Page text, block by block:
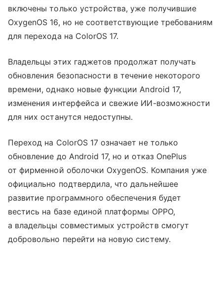
включены только устройства, уже получившие
OxygenOS 16, но не соответствующие требованиям
для перехода на ColorOS 17.
Владельцы этих гаджетов продолжат получать
обновления безопасности в течение некоторого
времени, однако новые функции Android 17,
изменения интерфейса и свежие ИИ-возможности
для них останутся недоступны.
Переход на ColorOS 17 означает не только
обновление до Android 17, но и отказ OnePlus
от фирменной оболочки OxygenOS. Компания уже
официально подтвердила, что дальнейшее
развитие программного обеспечения будет
вестись на базе единой платформы OPPO,
а владельцы совместимых устройств смогут
добровольно перейти на новую систему.